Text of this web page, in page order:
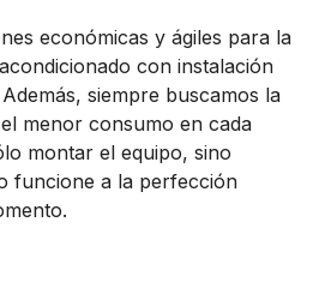
económicas y ágiles para la
con instalación
siempre buscamos la
menor consumo en cada
montar el equipo, sino
funcione a la perfección